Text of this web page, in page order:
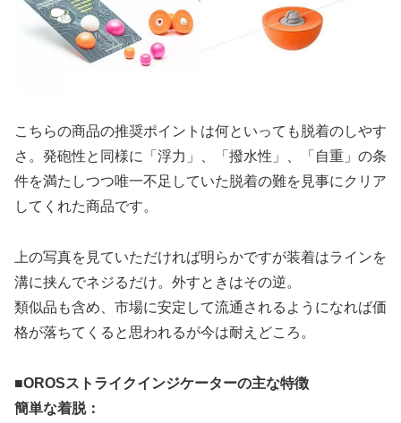
こちらの商品の推奨ポイントは何といっても脱着のしやす
さ。発砲性と同様に「浮力」、「撥水性」、「自重」の条
件を満たしつつ唯一不足していた脱着の難を見事にクリア
してくれた商品です。
上の写真を見ていただければ明らかですが装着はラインを
溝に挟んでネジるだけ。外すときはその逆。
類似品も含め、市場に安定して流通されるようになれば価
格が落ちてくると思われるが今は耐えどころ。
■OROSストライクインジケーターの主な特徴
簡単な着脱：